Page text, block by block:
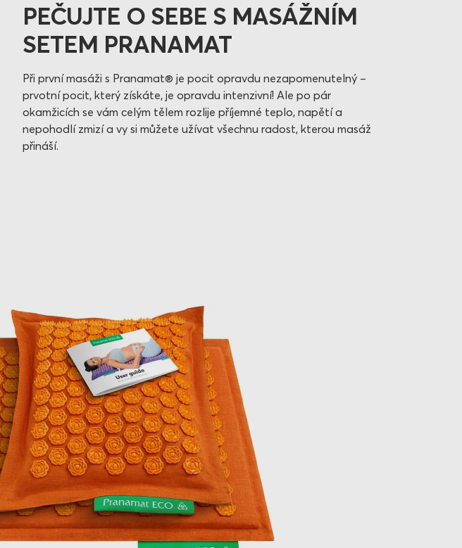
PEČUJTE O SEBE S MASÁŽNÍM
SETEM PRANAMAT
Při první masáži s Pranamat® je pocit opravdu nezapomenutelný –
prvotní pocit, který získáte, je opravdu intenzivní! Ale po pár
okamžicích se vám celým tělem rozlije příjemné teplo, napětí a
nepohodlí zmizí a vy si můžete užívat všechnu radost, kterou masáž
přináší.